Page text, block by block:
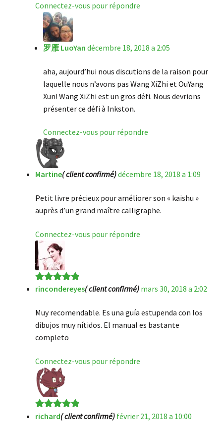
Connectez-vous pour répondre
罗雁 LuoYan décembre 18, 2018 a 2:05
aha, aujourd’hui nous discutions de la raison pour
laquelle nous n’avons pas Wang XiZhi et OuYang
Xun! Wang XiZhi est un gros défi. Nous devrions
présenter ce défi à Inkston.
Connectez-vous pour répondre
Martine( client confirmé)décembre 18, 2018 a 1:09
Petit livre précieux pour améliorer son « kaishu »
auprès d’un grand maître calligraphe.
Connectez-vous pour répondre
Note5sur 5
rincondereyes( client confirmé) mars 30, 2018 a 2:02
Muy recomendable. Es una guía estupenda con los
dibujos muy nítidos. El manual es bastante
completo
Connectez-vous pour répondre
Note5sur 5
richard( client confirmé) février 21, 2018 a 10:00